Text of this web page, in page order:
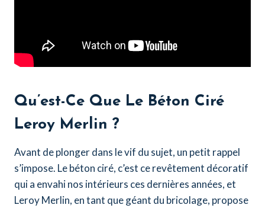
Qu’est-Ce Que Le Béton Ciré
Leroy Merlin ?
Avant de plonger dans le vif du sujet, un petit rappel
s’impose. Le béton ciré, c’est ce revêtement décoratif
qui a envahi nos intérieurs ces dernières années, et
Leroy Merlin, en tant que géant du bricolage, propose